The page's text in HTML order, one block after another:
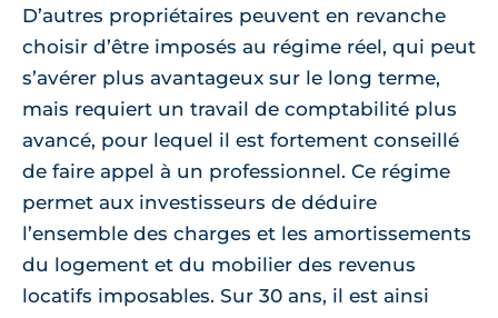
D’autres propriétaires peuvent en revanche
choisir d’être imposés au régime réel, qui peut
s’avérer plus avantageux sur le long terme,
mais requiert un travail de comptabilité plus
avancé, pour lequel il est fortement conseillé
de faire appel à un professionnel. Ce régime
permet aux investisseurs de déduire
l’ensemble des charges et les amortissements
du logement et du mobilier des revenus
locatifs imposables. Sur 30 ans, il est ainsi